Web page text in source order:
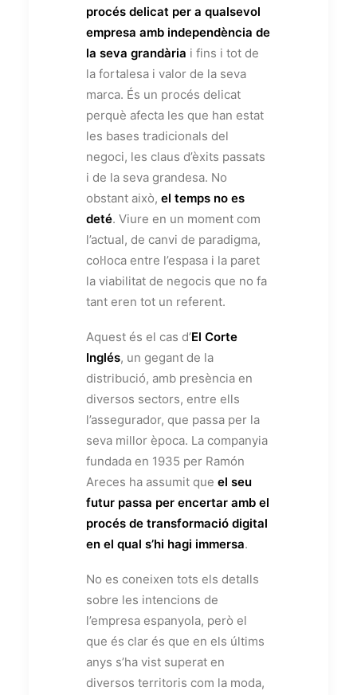
procés delicat per a qualsevol
empresa amb independència de
la seva grandària i fins i tot de
la fortalesa i valor de la seva
marca. És un procés delicat
perquè afecta les que han estat
les bases tradicionals del
negoci, les claus d’èxits passats
i de la seva grandesa. No
obstant això, el temps no es
deté. Viure en un moment com
l’actual, de canvi de paradigma,
col·loca entre l’espasa i la paret
la viabilitat de negocis que no fa
tant eren tot un referent.
Aquest és el cas d’El Corte
Inglés, un gegant de la
distribució, amb presència en
diversos sectors, entre ells
l’assegurador, que passa per la
seva millor època. La companyia
fundada en 1935 per Ramón
Areces ha assumit que el seu
futur passa per encertar amb el
procés de transformació digital
en el qual s’hi hagi immersa.
No es coneixen tots els detalls
sobre les intencions de
l’empresa espanyola, però el
que és clar és que en els últims
anys s’ha vist superat en
diversos territoris com la moda,